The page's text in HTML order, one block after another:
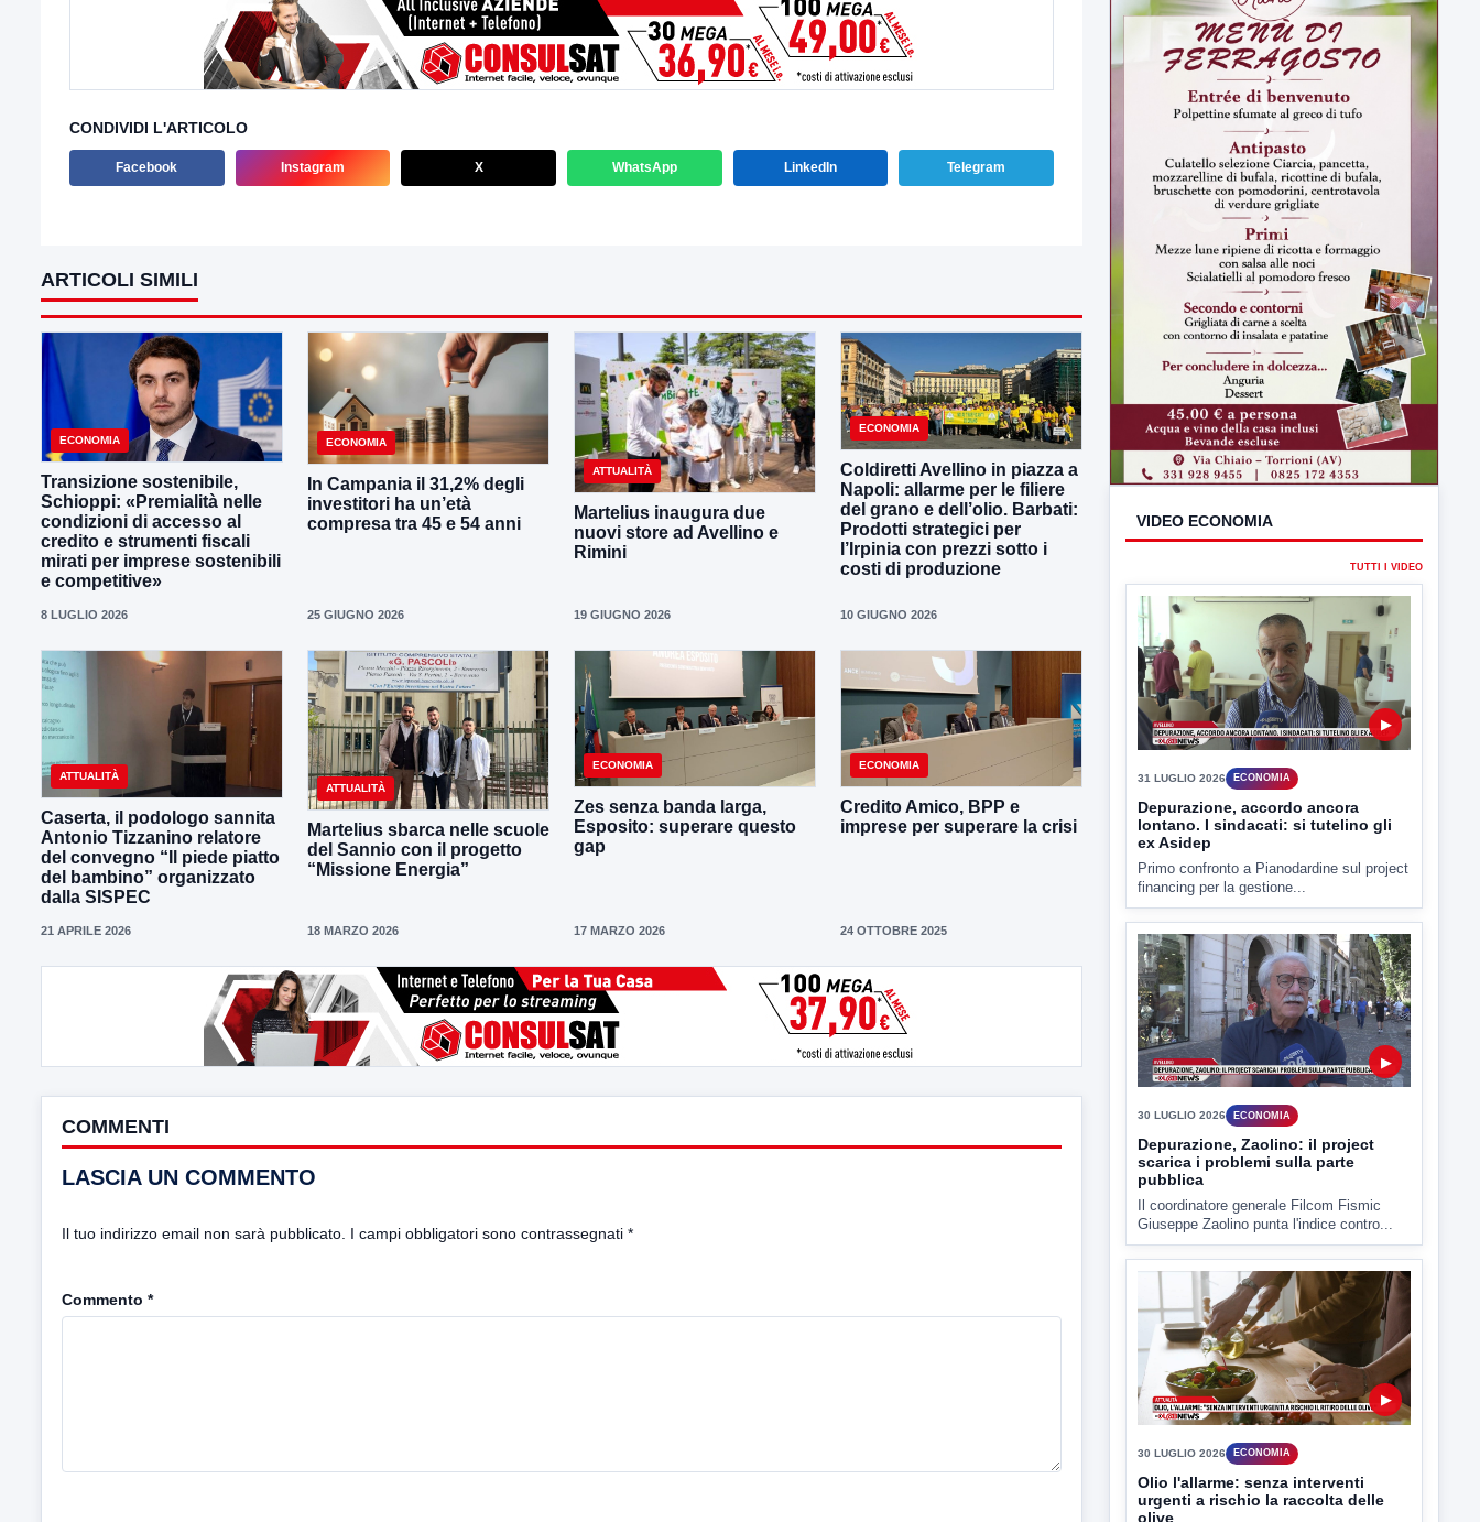
CONDIVIDI L'ARTICOLO
Facebook Instagram X WhatsApp LinkedIn Telegram
ARTICOLI SIMILI
ECONOMIA
Transizione sostenibile,
Schioppi: «Premialità nelle
condizioni di accesso al
credito e strumenti fiscali
mirati per imprese sostenibili
e competitive»
8 LUGLIO 2026
ECONOMIA
In Campania il 31,2% degli
investitori ha un’età
compresa tra 45 e 54 anni
25 GIUGNO 2026
ATTUALITÀ
Martelius inaugura due
nuovi store ad Avellino e
Rimini
19 GIUGNO 2026
ECONOMIA
Coldiretti Avellino in piazza a
Napoli: allarme per le filiere
del grano e dell’olio. Barbati:
Prodotti strategici per
l’Irpinia con prezzi sotto i
costi di produzione
10 GIUGNO 2026
ATTUALITÀ
Caserta, il podologo sannita
Antonio Tizzanino relatore
del convegno “Il piede piatto
del bambino” organizzato
dalla SISPEC
21 APRILE 2026
ATTUALITÀ
Martelius sbarca nelle scuole
del Sannio con il progetto
“Missione Energia”
18 MARZO 2026
ECONOMIA
Zes senza banda larga,
Esposito: superare questo
gap
17 MARZO 2026
ECONOMIA
Credito Amico, BPP e
imprese per superare la crisi
24 OTTOBRE 2025
COMMENTI
LASCIA UN COMMENTO
Il tuo indirizzo email non sarà pubblicato. I campi obbligatori sono contrassegnati *
Commento *
VIDEO ECONOMIA
TUTTI I VIDEO
▶
31 LUGLIO 2026 ECONOMIA
Depurazione, accordo ancora
lontano. I sindacati: si tutelino gli
ex Asidep
Primo confronto a Pianodardine sul project
financing per la gestione...
▶
30 LUGLIO 2026 ECONOMIA
Depurazione, Zaolino: il project
scarica i problemi sulla parte
pubblica
Il coordinatore generale Filcom Fismic
Giuseppe Zaolino punta l'indice contro...
▶
30 LUGLIO 2026 ECONOMIA
Olio l'allarme: senza interventi
urgenti a rischio la raccolta delle
olive